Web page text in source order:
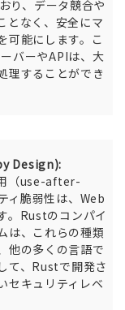
り、データ競合や
となく、安全にマ
可能にします。こ
バーやAPIは、大
理することができ
Design):
（use-after-
ィ脆弱性は、Web
。Rustのコンパイ
は、これらの種類
他の多くの言語で
て、Rustで開発さ
セキュリティレベ